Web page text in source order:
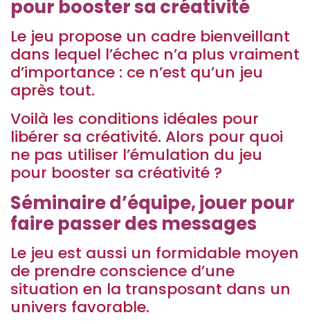
pour booster sa créativité
Le jeu propose un cadre bienveillant
dans lequel l’échec n’a plus vraiment
d’importance : ce n’est qu’un jeu
après tout.
Voilà les conditions idéales pour
libérer sa créativité. Alors pour quoi
ne pas utiliser l’émulation du jeu
pour booster sa créativité ?
Séminaire d’équipe, jouer pour
faire passer des messages
Le jeu est aussi un formidable moyen
de prendre conscience d’une
situation en la transposant dans un
univers favorable.